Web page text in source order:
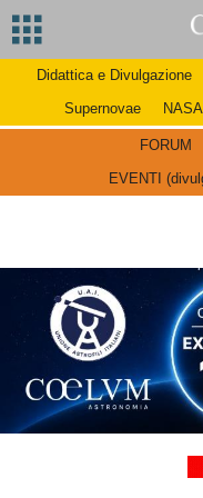
Didattica e Divulgazione
Supernovae
NASA
FORUM
EVENTI